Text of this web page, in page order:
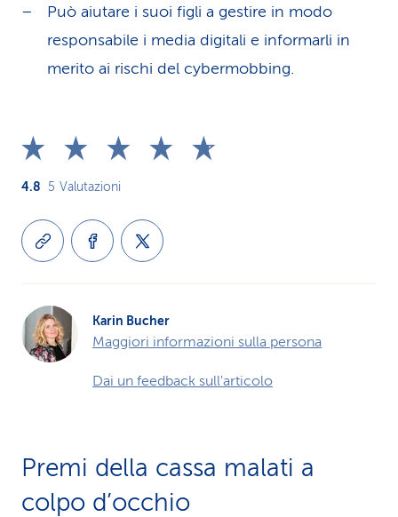
Può aiutare i suoi figli a gestire in modo
responsabile i media digitali e informarli in
merito ai rischi del cybermobbing.
4.8 5 Valutazioni
Karin Bucher
Maggiori informazioni sulla persona
Dai un feedback sull'articolo
Premi della cassa malati a
colpo d’occhio